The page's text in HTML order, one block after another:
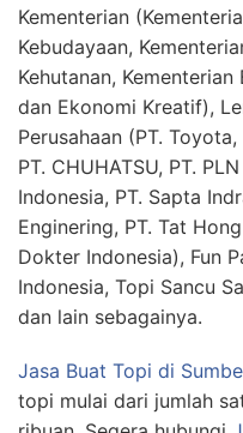
Kementerian
Kebudayaan,
Kehutanan,
dan Ekonomi Kreatif),
Perusahaan (PT.
PT. CHUHATSU, PT.
Indonesia, PT. Sapta
Enginering, PT. Tat
Dokter Indonesia), Fun
Indonesia, Topi Sancu
dan lain sebagainya.
Jasa Buat Topi di
topi mulai dari jumlah